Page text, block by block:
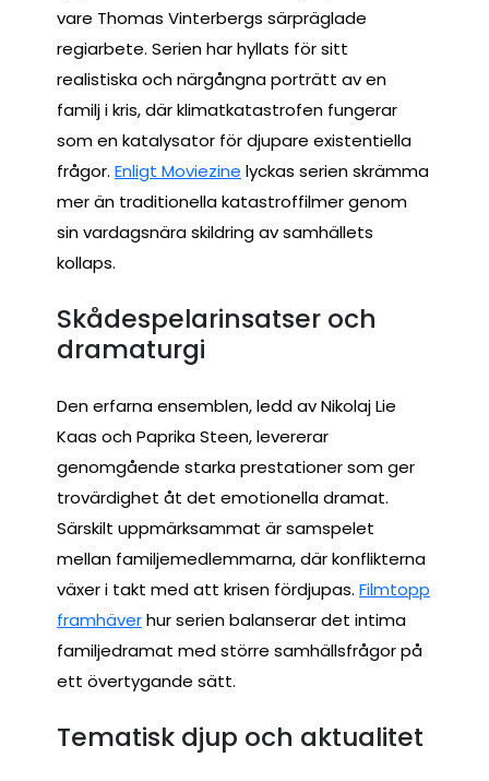
vare Thomas Vinterbergs särpräglade
regiarbete. Serien har hyllats för sitt
realistiska och närgångna porträtt av en
familj i kris, där klimatkatastrofen fungerar
som en katalysator för djupare existentiella
frågor. Enligt Moviezine lyckas serien skrämma
mer än traditionella katastroffilmer genom
sin vardagsnära skildring av samhällets
kollaps.
Skådespelarinsatser och
dramaturgi
Den erfarna ensemblen, ledd av Nikolaj Lie
Kaas och Paprika Steen, levererar
genomgående starka prestationer som ger
trovärdighet åt det emotionella dramat.
Särskilt uppmärksammat är samspelet
mellan familjemedlemmarna, där konflikterna
växer i takt med att krisen fördjupas. Filmtopp
framhäverhur serien balanserar det intima
familjedramat med större samhällsfrågor på
ett övertygande sätt.
Tematisk djup och aktualitet